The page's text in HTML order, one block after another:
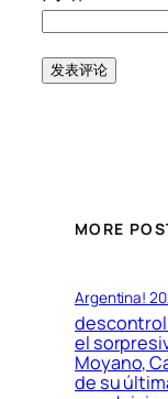
MORE
Argentina!
descontrol
el
Moyano,
de su